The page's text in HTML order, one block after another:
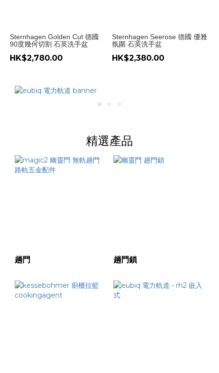
Sternhagen Golden Cut 德國
90度幾何切割 石英洗手盆
HK$2,780.00
Sternhagen Seerose 德國 優雅
氛圍 石英洗手盆
HK$2,380.00
精選產品
趟門 趟門鎖